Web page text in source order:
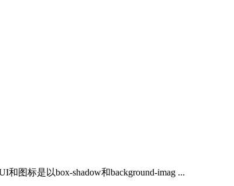
图标是以box-shadow和background-imag ...